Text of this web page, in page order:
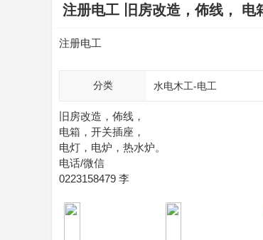
华
页
»
注册电工 旧房改造，佈线， 电
分类 水电木工-电工
注册电工
旧房改造，佈线，
电箱，开关插座，
电灯，电炉，热水炉。
电话/微信
0223158479 李